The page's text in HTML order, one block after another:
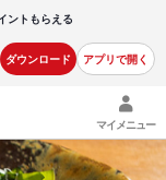
ントもらえる
ダウンロード アプリで開く
マイメニュー